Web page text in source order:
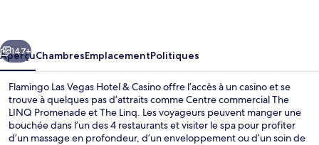
Hotel
&
Casino
Suivant
147+
AperçuChambresEmplacementPolitiques
Flamingo Las Vegas Hotel & Casino offre l’accès à un casino et se
trouve à quelques pas d’attraits comme Centre commercial The
LINQ Promenade et The Linq. Les voyageurs peuvent manger une
bouchée dans l’un des 4 restaurants et visiter le spa pour profiter
d’un massage en profondeur, d’un enveloppement ou d’un soin de